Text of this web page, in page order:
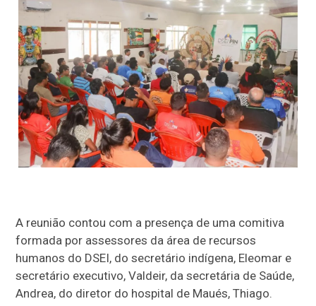
A reunião contou com a presença de uma comitiva
formada por assessores da área de recursos
humanos do DSEI, do secretário indígena, Eleomar e
secretário executivo, Valdeir, da secretária de Saúde,
Andrea, do diretor do hospital de Maués, Thiago.